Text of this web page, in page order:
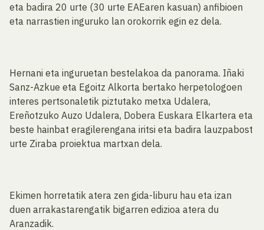
eta badira 20 urte (30 urte EAEaren kasuan) anfibioen
eta narrastien inguruko lan orokorrik egin ez dela.
Hernani eta inguruetan bestelakoa da panorama. Iñaki
Sanz-Azkue eta Egoitz Alkorta bertako herpetologoen
interes pertsonaletik piztutako metxa Udalera,
Ereñotzuko Auzo Udalera, Dobera Euskara Elkartera eta
beste hainbat eragilerengana iritsi eta badira lauzpabost
urte Ziraba proiektua martxan dela.
Ekimen horretatik atera zen gida-liburu hau eta izan
duen arrakastarengatik bigarren edizioa atera du
Aranzadik.